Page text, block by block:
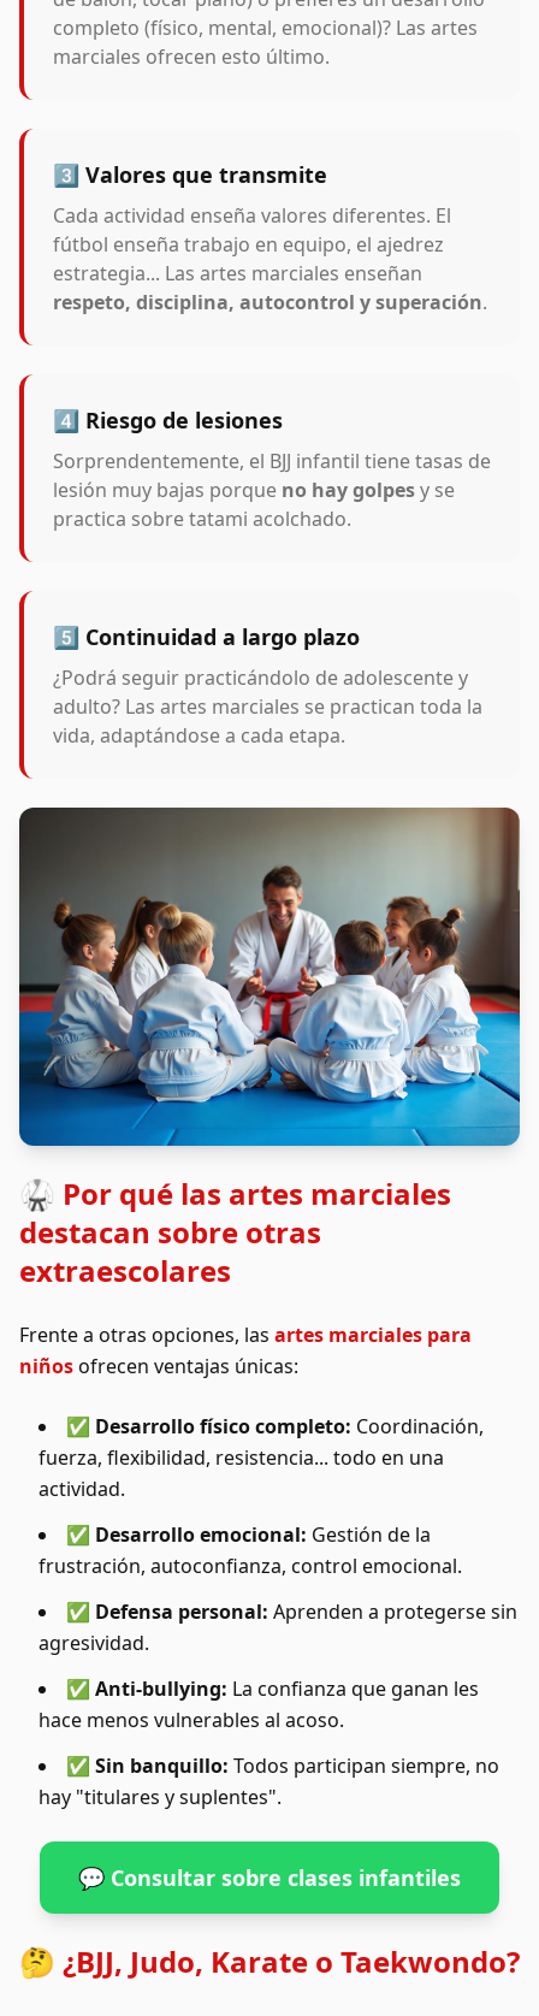
completo (físico, mental, emocional)? Las artes
marciales ofrecen esto último.
3️⃣ Valores que transmite
Cada actividad enseña valores diferentes. El
fútbol enseña trabajo en equipo, el ajedrez
estrategia... Las artes marciales enseñan
respeto, disciplina, autocontrol y superación.
4️⃣ Riesgo de lesiones
Sorprendentemente, el BJJ infantil tiene tasas de
lesión muy bajas porque no hay golpesy se
practica sobre tatami acolchado.
5️⃣ Continuidad a largo plazo
¿Podrá seguir practicándolo de adolescente y
adulto? Las artes marciales se practican toda la
vida, adaptándose a cada etapa.
🥋 Por qué las artes marciales
destacan sobre otras
extraescolares
Frente a otras opciones, las artes marciales para
niñosofrecen ventajas únicas:
✅ Desarrollo físico completo: Coordinación,
fuerza, flexibilidad, resistencia... todo en una
actividad.
✅ Desarrollo emocional: Gestión de la
frustración, autoconfianza, control emocional.
✅ Defensa personal: Aprenden a protegerse sin
agresividad.
✅ Anti-bullying: La confianza que ganan les
hace menos vulnerables al acoso.
✅ Sin banquillo: Todos participan siempre, no
hay "titulares y suplentes".
💬 Consultar sobre clases infantiles
🤔 ¿BJJ, Judo, Karate o Taekwondo?